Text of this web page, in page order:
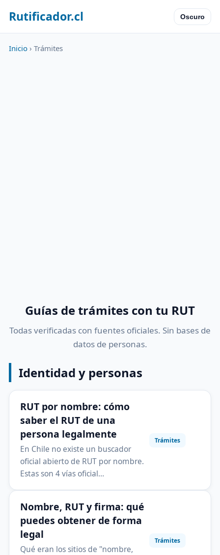
Rutificador.cl Oscuro
Inicio › Trámites
Guías de trámites con tu RUT
Todas verificadas con fuentes oficiales. Sin bases de
datos de personas.
Identidad y personas
RUT por nombre: cómo
saber el RUT de una
persona legalmente
En Chile no existe un buscador
oficial abierto de RUT por nombre.
Estas son 4 vías oficial…
Trámites
Nombre, RUT y firma: qué
puedes obtener de forma
legal
Qué eran los sitios de "nombre,
Trámites